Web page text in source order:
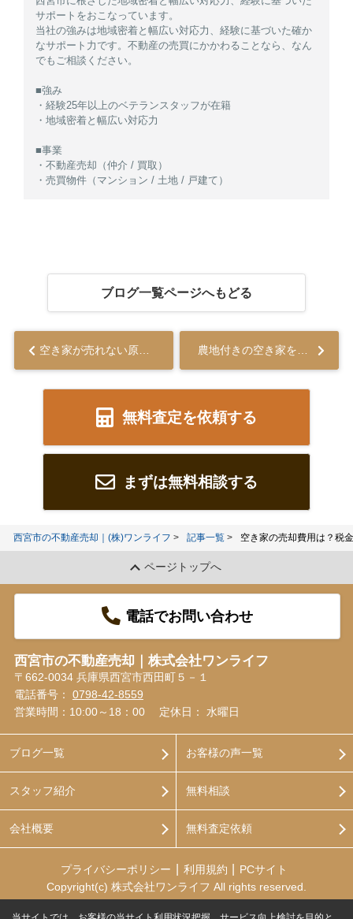
サポートをおこなっています。
当社の強みは地域密着と幅広い対応力、経験に基づいた確か
なサポート力です。不動産の売買にかかわることなら、なん
でもご相談ください。
■強み
・経験25年以上のベテランスタッフが在籍
・地域密着と幅広い対応力
■事業
・不動産売却（仲介 / 買取）
・売買物件（マンション / 土地 / 戸建て）
ブログ一覧ページへもどる
空き家が売れない原因は？対処法や注意点についても解説...
無料査定を依頼する
まずは無料相談する
西宮市の不動産売却｜(株)ワンライフ 記事一覧 空き家の売却費用は？税
ページトップへ
電話でお問い合わせ
西宮市の不動産売却｜株式会社ワンライフ
〒662-0034 兵庫県西宮市西田町５－１
電話番号： 0798-42-8559
営業時間：10:00～18：00
定休日： 水曜日
ブログ一覧
スタッフ紹介
会社概要
お客様の声一覧
無料相談
無料査定依頼
プライバシーポリシー 利用規約
PCサイト
Copyright(c) 株式会社ワンライフ All rights reserved.